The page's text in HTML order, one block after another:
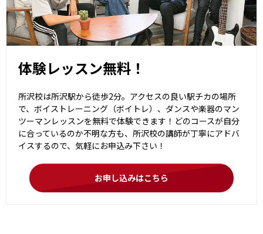
体験レッスン無料！
所沢校は所沢駅から徒歩2分。アクセスの良い駅チカの場所
で、ボイストレーニング（ボイトレ）、ダンスや楽器のマン
ツーマンレッスンを無料で体験できます！どのコースが自分
に合っているのか不明な方も、所沢校の講師が丁寧にアドバ
イスするので、気軽にお申込み下さい！
お申し込みはこちら